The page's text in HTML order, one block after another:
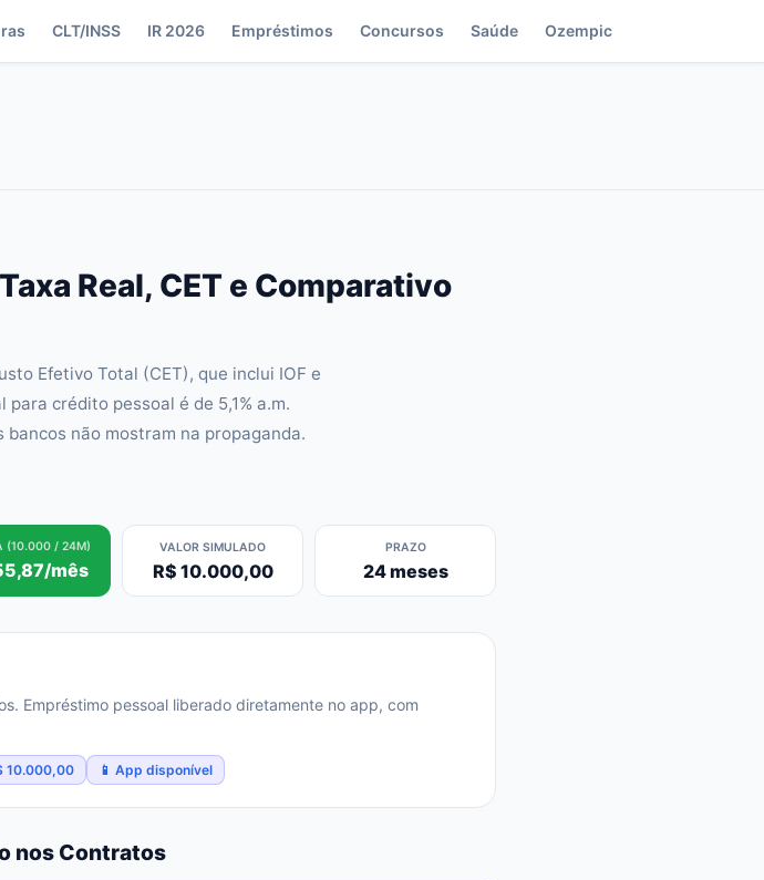
CLT/INSS IR 2026 Empréstimos Concursos Saúde Ozempic
Real, CET e Comparativo
Efetivo Total (CET), que inclui IOF e
para crédito pessoal é de 5,1% a.m.
não mostram na propaganda.
(10.000 / 24M)
mês
VALOR SIMULADO
R$ 10.000,00
PRAZO
24 meses
Empréstimo pessoal liberado diretamente no app, com
10.000,00 📱 App disponível
nos Contratos